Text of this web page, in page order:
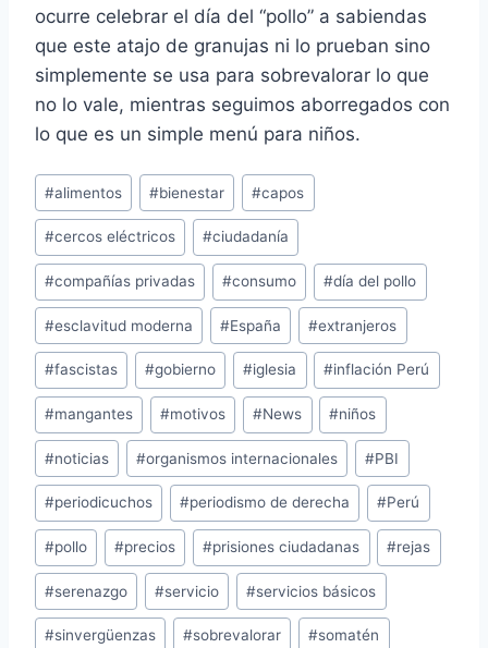
ocurre celebrar el día del “pollo” a sabiendas
que este atajo de granujas ni lo prueban sino
simplemente se usa para sobrevalorar lo que
no lo vale, mientras seguimos aborregados con
lo que es un simple menú para niños.
Etiquetas
de
la
entrada:
#alimentos #bienestar #capos
#cercos eléctricos #ciudadanía
#compañías privadas #consumo #día del pollo
#esclavitud moderna #España #extranjeros
#fascistas #gobierno #iglesia #inflación Perú
#mangantes #motivos #News #niños
#noticias #organismos internacionales #PBI
#periodicuchos #periodismo de derecha #Perú
#pollo #precios #prisiones ciudadanas #rejas
#serenazgo #servicio #servicios básicos
#sinvergüenzas #sobrevalorar #somatén